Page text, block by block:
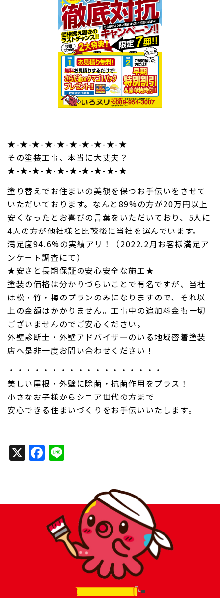
★-★-★-★-★-★-★-★-★-★
その塗装工事、本当に大丈夫？
★-★-★-★-★-★-★-★-★-★
塗り替えでお住まいの美観を保つお手伝いをさせて
いただいております。なんと89%の方が20万円以上
安くなったとお喜びの言葉をいただいており、5人に
4人の方が他社様と比較後に当社を選んでいます。
満足度94.6%の実績アリ！（2022.2月お客様満足ア
ンケート調査にて）
★安さと長期保証の安心安全な施工★
塗装の価格は分かりづらいことで有名ですが、当社
は松・竹・梅のプランのみになりますので、それ以
上の金額はかかりません。工事中の追加料金も一切
ございませんのでご安心ください。
外壁診断士・外壁アドバイザーのいる地域密着塗装
店へ是非一度お問い合わせください！
・・・・・・・・・・・・・・・・・・
美しい屋根・外壁に除菌・抗菌作用をプラス！
小さなお子様からシニア世代の方まで
安心できる住まいづくりをお手伝いいたします。
X Facebook